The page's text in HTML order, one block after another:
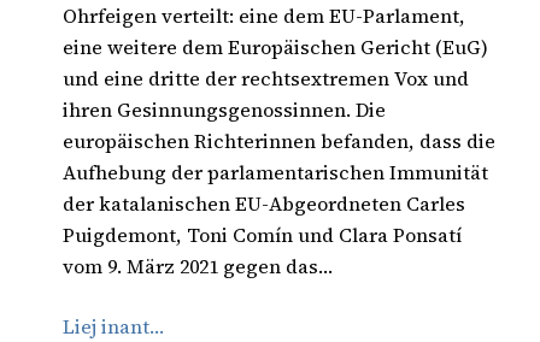
Ohrfeigen verteilt: eine dem EU-Parlament,
eine weitere dem Europäischen Gericht (EuG)
und eine dritte der rechtsextremen Vox und
ihren Gesinnungsgenossinnen. Die
europäischen Richterinnen befanden, dass die
Aufhebung der parlamentarischen Immunität
der katalanischen EU-Abgeordneten Carles
Puigdemont, Toni Comín und Clara Ponsatí
vom 9. März 2021 gegen das…
Liej inant…